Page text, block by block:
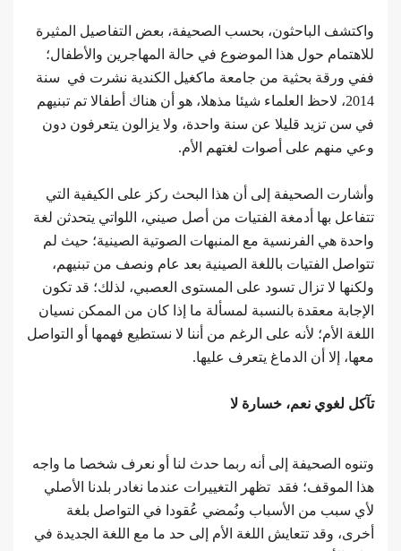
واكتشف الباحثون، بحسب الصحيفة، بعض التفاصيل المثيرة
للاهتمام حول هذا الموضوع في حالة المهاجرين والأطفال؛
ففي ورقة بحثية من جامعة ماكغيل الكندية نشرت في سنة
2014، لاحظ العلماء شيئا مذهلا، هو أن هناك أطفالا تم تبنيهم
في سن تزيد قليلا عن سنة واحدة، ولا يزالون يتعرفون دون
وعي منهم على أصوات لغتهم الأم.
وأشارت الصحيفة إلى أن هذا البحث ركز على الكيفية التي
تتفاعل بها أدمغة الفتيات من أصل صيني، اللواتي يتحدثن لغة
واحدة هي الفرنسية مع المنبهات الصوتية الصينية؛ حيث لم
تتواصل الفتيات باللغة الصينية بعد عام ونصف من تبنيهم،
ولكنها لا تزال تسود على المستوى العصبي، لذلك؛ قد تكون
الإجابة معقدة بالنسبة لمسألة ما إذا كان من الممكن نسيان
اللغة الأم؛ لأنه على الرغم من أننا لا نستطيع فهمها أو التواصل
معها، إلا أن الدماغ يتعرف عليها.
تآكل لغوي نعم، خسارة لا
وتنوه الصحيفة إلى أنه ربما حدث لنا أو نعرف شخصا ما واجه
هذا الموقف؛ فقد تظهر التغييرات عندما نغادر بلدنا الأصلي
لأي سبب من الأسباب ونُمضي عُقودا في التواصل بلغة
أخرى، وقد تتعايش اللغة الأم إلى حد ما مع اللغة الجديدة في